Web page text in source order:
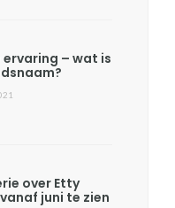
ervaring – wat is
over Etty
juni te zien